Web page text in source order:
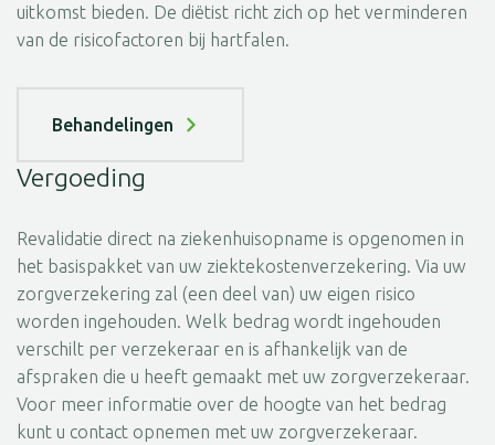
uitkomst bieden. De diëtist richt zich op het verminderen
van de risicofactoren bij hartfalen.
Behandelingen
Vergoeding
Revalidatie direct na ziekenhuisopname is opgenomen in
het basispakket van uw ziektekostenverzekering. Via uw
zorgverzekering zal (een deel van) uw eigen risico
worden ingehouden. Welk bedrag wordt ingehouden
verschilt per verzekeraar en is afhankelijk van de
afspraken die u heeft gemaakt met uw zorgverzekeraar.
Voor meer informatie over de hoogte van het bedrag
kunt u contact opnemen met uw zorgverzekeraar.